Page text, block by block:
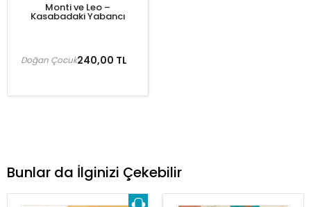
Monti ve Leo –
Kasabadaki Yabancı
240,00 TL
Doğan Çocuk
Bunlar da İlginizi Çekebilir